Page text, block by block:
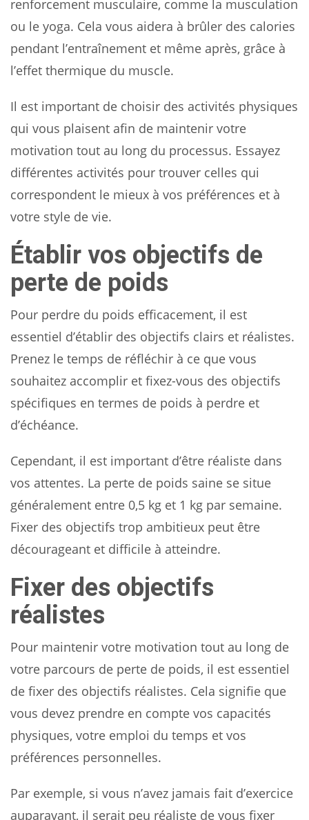
renforcement musculaire, comme la musculation
ou le yoga. Cela vous aidera à brûler des calories
pendant l’entraînement et même après, grâce à
l’effet thermique du muscle.
Il est important de choisir des activités physiques
qui vous plaisent afin de maintenir votre
motivation tout au long du processus. Essayez
différentes activités pour trouver celles qui
correspondent le mieux à vos préférences et à
votre style de vie.
Établir vos objectifs de
perte de poids
Pour perdre du poids efficacement, il est
essentiel d’établir des objectifs clairs et réalistes.
Prenez le temps de réfléchir à ce que vous
souhaitez accomplir et fixez-vous des objectifs
spécifiques en termes de poids à perdre et
d’échéance.
Cependant, il est important d’être réaliste dans
vos attentes. La perte de poids saine se situe
généralement entre 0,5 kg et 1 kg par semaine.
Fixer des objectifs trop ambitieux peut être
décourageant et difficile à atteindre.
Fixer des objectifs
réalistes
Pour maintenir votre motivation tout au long de
votre parcours de perte de poids, il est essentiel
de fixer des objectifs réalistes. Cela signifie que
vous devez prendre en compte vos capacités
physiques, votre emploi du temps et vos
préférences personnelles.
Par exemple, si vous n’avez jamais fait d’exercice
auparavant, il serait peu réaliste de vous fixer